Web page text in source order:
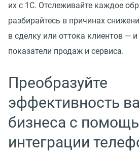
их с 1С. Отслеживайте каждое
разбирайтесь в причинах
в сделку или оттока клиентов —
показатели продаж и сервиса.
Преобразуйте
эффективность
бизнеса с
интеграции